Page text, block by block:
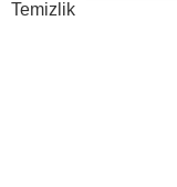
Temizlik